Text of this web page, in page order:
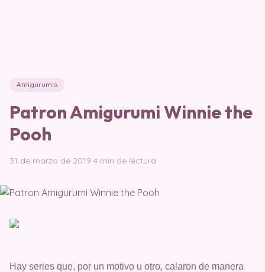
Amigurumis
Patron Amigurumi Winnie the
Pooh
31 de marzo de 2019·4 min de lectura
Hay series que, por un motivo u otro, calaron de manera